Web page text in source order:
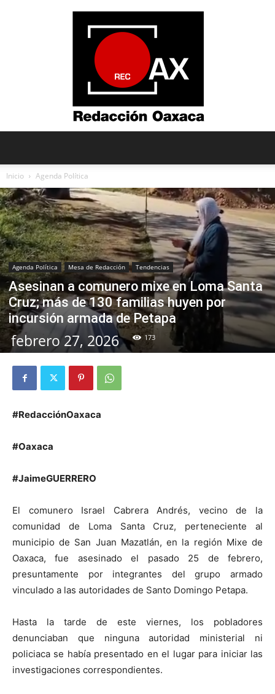
Oaxaca
Inicio Agenda Política
Agenda Política Mesa de Redacción Tendencias
Asesinan a comunero mixe en Loma Santa
Cruz; más de 130 familias huyen por
incursión armada de Petapa
febrero 27, 2026 173
#RedacciónOaxaca
#Oaxaca
#JaimeGUERRERO
El comunero Israel Cabrera Andrés, vecino de la
comunidad de Loma Santa Cruz, perteneciente al
municipio de San Juan Mazatlán, en la región Mixe de
Oaxaca, fue asesinado el pasado 25 de febrero,
presuntamente por integrantes del grupo armado
vinculado a las autoridades de Santo Domingo Petapa.
Hasta la tarde de este viernes, los pobladores
denunciaban que ninguna autoridad ministerial ni
policiaca se había presentado en el lugar para iniciar las
investigaciones correspondientes.